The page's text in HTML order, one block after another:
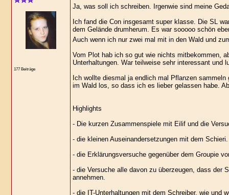
177 Beiträge
Ja, was soll ich schreiben. Irgenwie sind meine
Ich fand die Con insgesamt super klasse. Die SL
dem Gelände drumherum. Es war sooooo schön
Auch wenn ich nur zwei mal mit in den Wald und
Vom Plot hab ich so gut wie nichts mitbekommen,
Unterhaltungen. War teilweise sehr interessant und
Ich wollte diesmal ja endlich mal Pflanzen
im Wald los, so dass ich es lieber gelassen habe.
Highlights
- Die kurzen Zusammenspiele mit Eilif und die
- die kleinen Auseinandersetzungen mit dem Schieri.
- die Erklärungsversuche gegenüber dem Groupie
- die Versuche alle davon zu überzeugen, dass der
annehmen.
- die IT-Unterhaltungen mit dem Schreiber, wie und